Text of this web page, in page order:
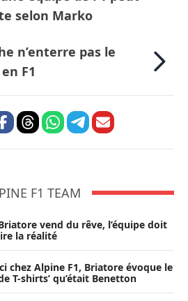
selon Marko
n’enterre pas le
F1
F1 TEAM
vend du rêve, l’équipe doit
la réalité
chez Alpine F1, Briatore évoque le
T-shirts’ qu’était Benetton